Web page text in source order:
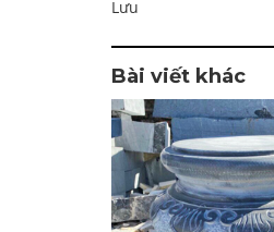
Lưu
Bài viết khác